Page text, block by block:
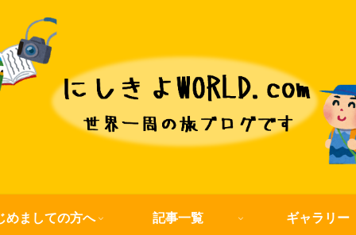
めましての方へ 記事一覧 ギャラリー